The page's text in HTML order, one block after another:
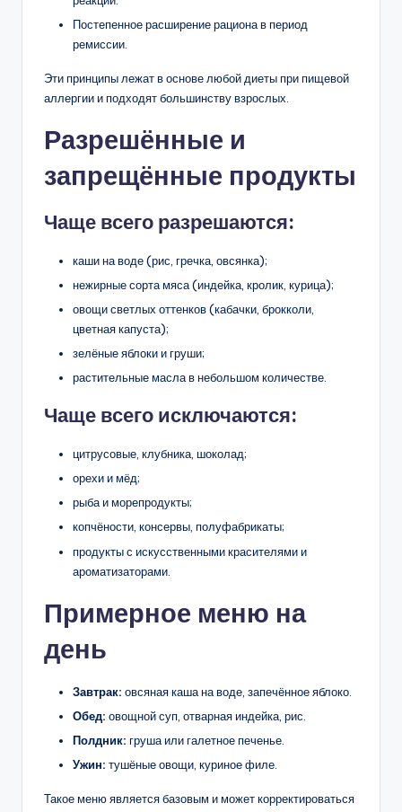
Постепенное расширение рациона в период
ремиссии.
Эти принципы лежат в основе любой диеты при пищевой
аллергии и подходят большинству взрослых.
Разрешённые и
запрещённые продукты
Чаще всего разрешаются:
каши на воде (рис, гречка, овсянка);
нежирные сорта мяса (индейка, кролик, курица);
овощи светлых оттенков (кабачки, брокколи,
цветная капуста);
зелёные яблоки и груши;
растительные масла в небольшом количестве.
Чаще всего исключаются:
цитрусовые, клубника, шоколад;
орехи и мёд;
рыба и морепродукты;
копчёности, консервы, полуфабрикаты;
продукты с искусственными красителями и
ароматизаторами.
Примерное меню на
день
Завтрак: овсяная каша на воде, запечённое яблоко.
Обед: овощной суп, отварная индейка, рис.
Полдник: груша или галетное печенье.
Ужин: тушёные овощи, куриное филе.
Такое меню является базовым и может корректироваться